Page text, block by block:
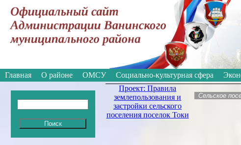
Версия для слабовидящих: Вкл
Главная О районе ОМСУ Социально-культурная сфера
Проект: Правила
землепользования и
застройки сельского
поселения поселок Токи
Cельское